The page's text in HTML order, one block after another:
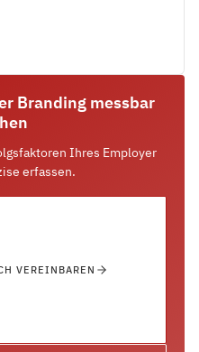
Branding messbar
Ihres Employer
erfassen.
VEREINBAREN